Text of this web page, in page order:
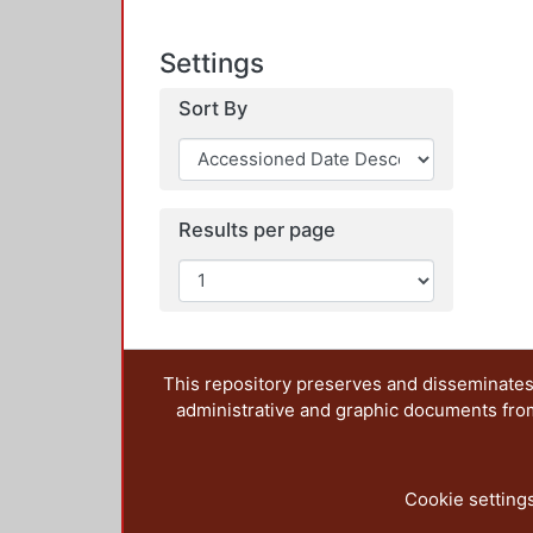
Settings
Sort By
Results per page
This repository preserves and
administrative and graphic documents
Cookie